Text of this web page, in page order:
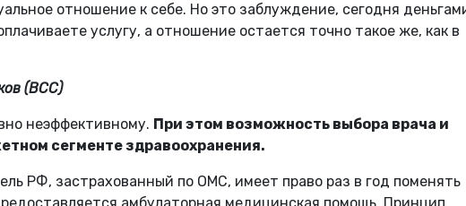
отношение к себе. Но это заблуждение, сегодня
услугу, а отношение остается точно такое же, как в
(ВСС)
неэффективному. При этом возможность выбора врача и
сегменте здравоохранения.
РФ, застрахованный по ОМС, имеет право раз в год поменять